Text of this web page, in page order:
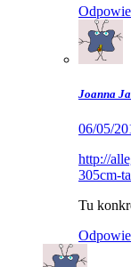
Joanna
06/05/
http://
305cm-
Tu